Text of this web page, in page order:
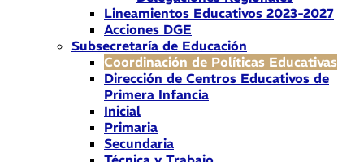
Lineamientos Educativos 2023-2027
Acciones DGE
Subsecretaría de Educación
Coordinación de Políticas Educativas
Dirección de Centros Educativos de
Primera Infancia
Inicial
Primaria
Secundaria